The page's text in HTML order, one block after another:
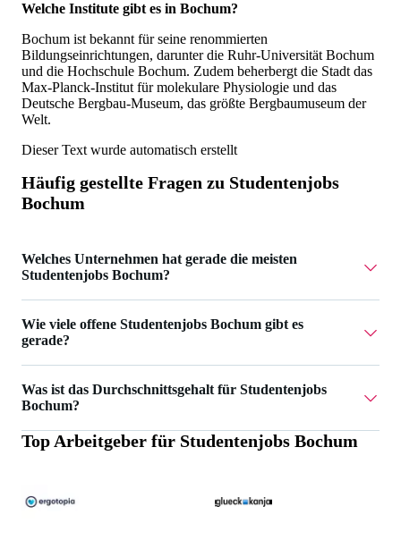
Welche Institute gibt es in Bochum?
Bochum ist bekannt für seine renommierten
Bildungseinrichtungen, darunter die Ruhr-Universität Bochum
und die Hochschule Bochum. Zudem beherbergt die Stadt das
Max-Planck-Institut für molekulare Physiologie und das
Deutsche Bergbau-Museum, das größte Bergbaumuseum der
Welt.
Dieser Text wurde automatisch erstellt
Häufig gestellte Fragen zu Studentenjobs
Bochum
Welches Unternehmen hat gerade die meisten
Studentenjobs Bochum?
Wie viele offene Studentenjobs Bochum gibt es
gerade?
Was ist das Durchschnittsgehalt für Studentenjobs
Bochum?
Das Durchschnittsgehalt für Studentenjobs Bochum ist
Top Arbeitgeber für Studentenjobs Bochum